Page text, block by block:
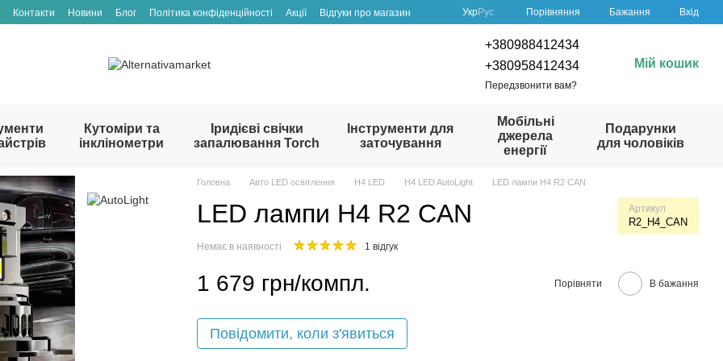
Контакти Новини Блог Політика конфіденційності Акції
Відгуки про магазин
УкрРус Порівняння Бажання Вхід
+380988412434
+380958412434
Передзвонити вам?
Мій кошик
Кутоміри та
інклінометри
Іридієві свічки
запалювання Torch
Інструменти для
заточування
Мобільні
джерела
енергії
Подарунки
для чоловіків
Головна Авто LED освітлення H4 LED H4 LED AutoLight LED лампи H4 R2 CAN
LED лампи H4 R2 CAN Артикул
R2_H4_CAN
Немає в наявності 1 відгук
1 679 грн/компл. Порівняти В бажання
Повідомити, коли з'явиться